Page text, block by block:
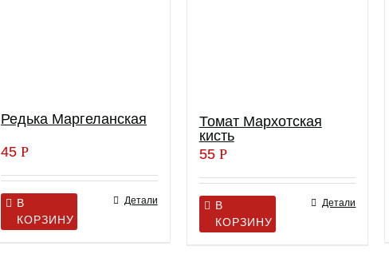
Редька Маргеланская
45Р
В
КОРЗИНУ
Детали
Томат Мархотская
кисть
55 Р
В
КОРЗИНУ
Детали